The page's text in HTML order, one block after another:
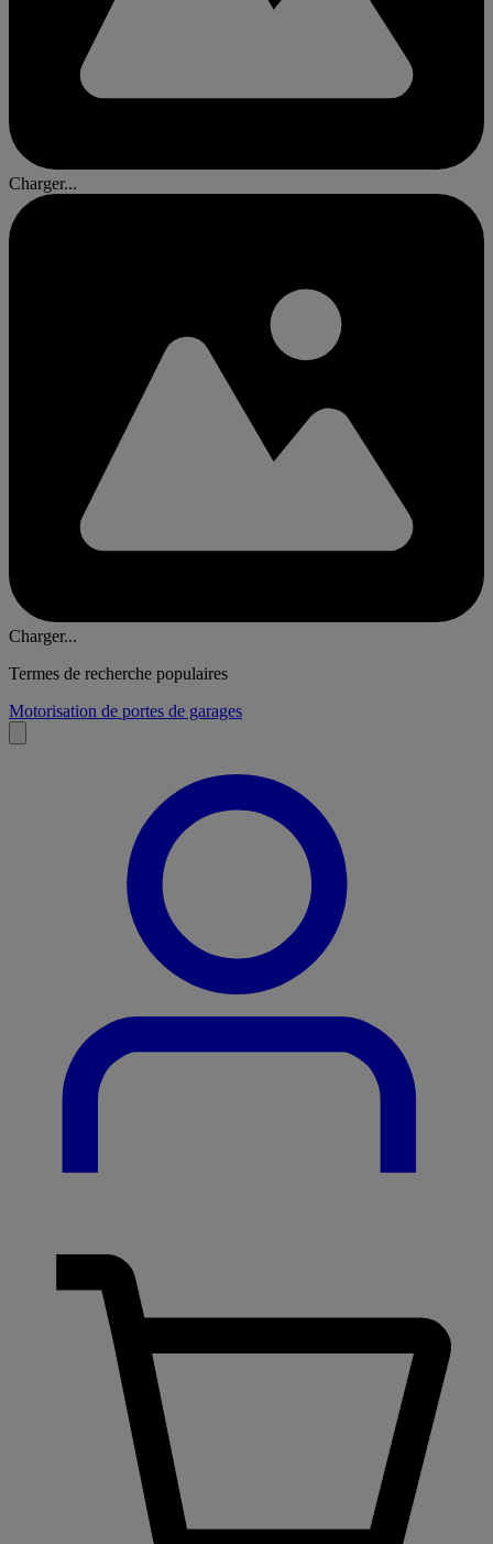
Charger...
Charger...
Termes de recherche populaires
Motorisation de portes de garages